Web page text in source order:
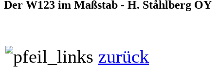
Der W123 im Maßstab - H. Ståhlberg OY
zurück